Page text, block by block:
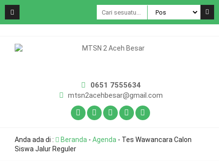
0651 7555634
mtsn2acehbesar@gmail.com
Anda ada di : Beranda - Agenda - Tes Wawancara Calon
Siswa Jalur Reguler